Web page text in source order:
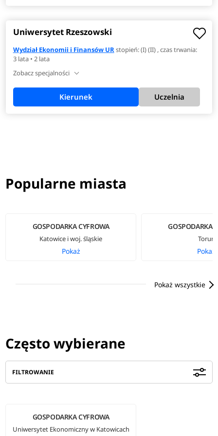
Uniwersytet Rzeszowski
Wydział Ekonomii i Finansów URstopień: (I) (II) , czas trwania:
3 lata • 2 lata
Zobacz specjalności
Kierunek Uczelnia
Popularne miasta
GOSPODARKA CYFROWA
Katowice i woj. śląskie
Pokaż
GOSPODARKA
Toruń
Pokaż
Pokaż wszystkie
Często wybierane
FILTROWANIE
GOSPODARKA CYFROWA
Uniwersytet Ekonomiczny w Katowicach